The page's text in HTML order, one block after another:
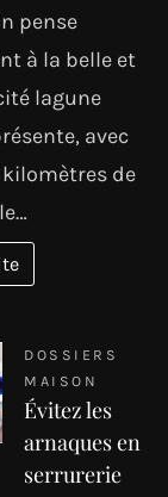
pense
à la belle et
lagune
avec
de
DOSSIERS
MAISON
Évitez les
arnaques en
serrurerie